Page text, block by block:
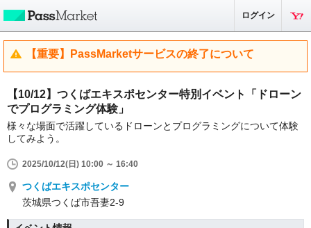
ログイン
【重要】PassMarketサービスの終了について
【10/12】つくばエキスポセンター特別イベント「ドローン
でプログラミング体験」
様々な場面で活躍しているドローンとプログラミングについて体験
してみよう。
2025/10/12(日) 10:00 ～ 16:40
つくばエキスポセンター
茨城県つくば市吾妻2-9